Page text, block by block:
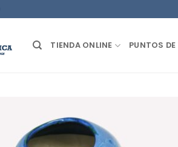
TIENDA ONLINE PUNTOS